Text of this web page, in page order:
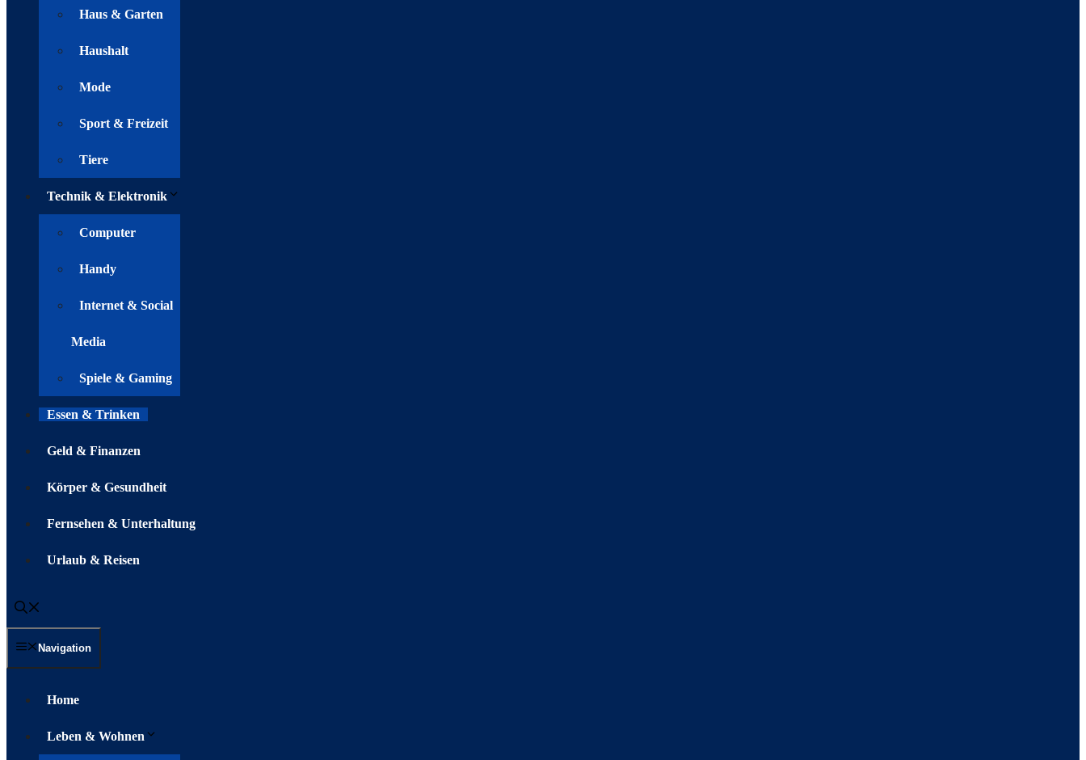
Haus & Garten
Haushalt
Mode
Sport & Freizeit
Tiere
Technik & Elektronik
Computer
Handy
Internet & Social
Media
Spiele & Gaming
Essen & Trinken
Geld & Finanzen
Körper & Gesundheit
Fernsehen & Unterhaltung
Urlaub & Reisen
Navigation
Home
Leben & Wohnen